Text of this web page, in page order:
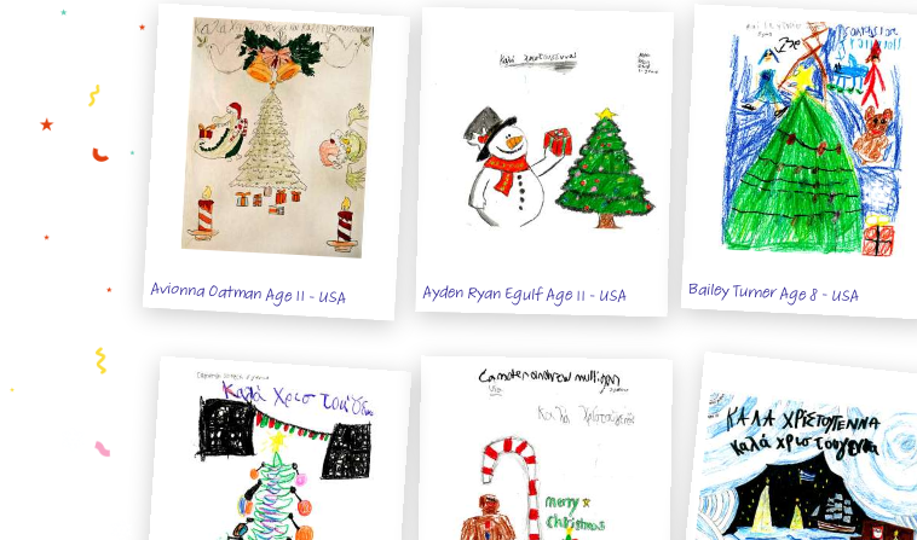
Avionna Oatman Age 11 - USA Ayden Ryan Egulf Age 11 - USA Bailey Turner Age 8 - USA